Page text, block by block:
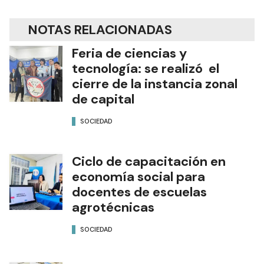
NOTAS RELACIONADAS
Feria de ciencias y
tecnología: se realizó el
cierre de la instancia zonal
de capital
SOCIEDAD
Ciclo de capacitación en
economía social para
docentes de escuelas
agrotécnicas
SOCIEDAD